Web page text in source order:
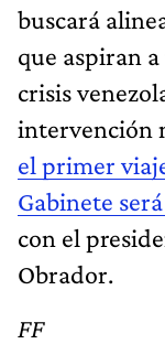
buscará
que aspiran
crisis
intervención
el primer
Gabinete
con el
Obrador.
FF